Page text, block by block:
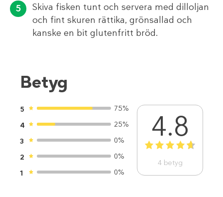
Skiva fisken tunt och servera med dilloljan
och fint skuren rättika, grönsallad och
kanske en bit glutenfritt bröd.
Betyg
5
75%
4
25%
3
0%
2
0%
1
0%
4.8
1 2 3 4 5
4 betyg